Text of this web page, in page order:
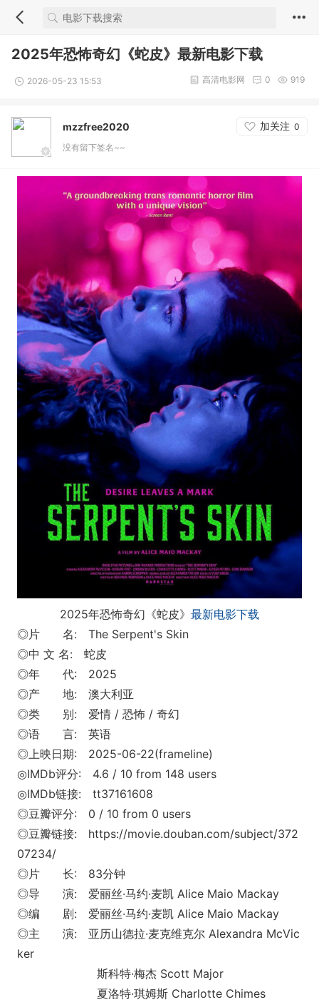
2025年恐怖奇幻《蛇皮》最新电影下载
2026-05-23 15:53 919
0
高清电影网
mzzfree2020 加关注 0
没有留下签名~~
2025年恐怖奇幻《蛇皮》 最新电影下载
◎片 名: The Serpent's Skin
◎中 文 名: 蛇皮
◎年 代: 2025
◎产 地: 澳大利亚
◎类 别: 爱情 / 恐怖 / 奇幻
◎语 言: 英语
◎上映日期: 2025-06-22(frameline)
◎IMDb评分: 4.6 / 10 from 148 users
◎IMDb链接: tt37161608
◎豆瓣评分: 0 / 10 from 0 users
◎豆瓣链接: https://movie.douban.com/subject/372
07234/
◎片 长: 83分钟
◎导 演: 爱丽丝·马约·麦凯 Alice Maio Mackay
◎编 剧: 爱丽丝·马约·麦凯 Alice Maio Mackay
◎主 演: 亚历山德拉·麦克维克尔 Alexandra McVic
ker
斯科特·梅杰 Scott Major
夏洛特·琪姆斯 Charlotte Chimes